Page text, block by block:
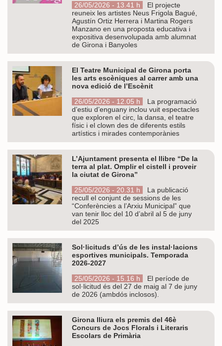
26/05/2026 - 13.41 h
El projecte
reuneix les artistes Neus Frigola Bagué,
Agustín Ortiz Herrera i Martina Rogers
Manzano en una proposta educativa i
expositiva desenvolupada amb alumnat
de Girona i Banyoles
El Teatre Municipal de Girona porta
les arts escèniques al carrer amb una
nova edició de l’Escènit
26/05/2026 - 12.05 h
La programació
d’estiu d’enguany inclou vuit espectacles
que exploren el circ, la dansa, el teatre
físic i el clown des de diferents estils
artístics i mirades contemporànies
L’Ajuntament presenta el llibre “De la
terra al plat. Omplir el cistell i proveir
la ciutat de Girona”
25/05/2026 - 20.31 h
La publicació
recull el conjunt de sessions de les
“Conferències a l’Arxiu Municipal” que
van tenir lloc del 10 d’abril al 5 de juny
del 2025
Sol·licituds d’ús de les instal·lacions
esportives municipals. Temporada
2026-2027
25/05/2026 - 15.16 h
El període de
sol·licitud és del 27 de maig al 7 de juny
de 2026 (ambdós inclosos).
Girona lliura els premis del 46è
Concurs de Jocs Florals i Literaris
Escolars de Primària